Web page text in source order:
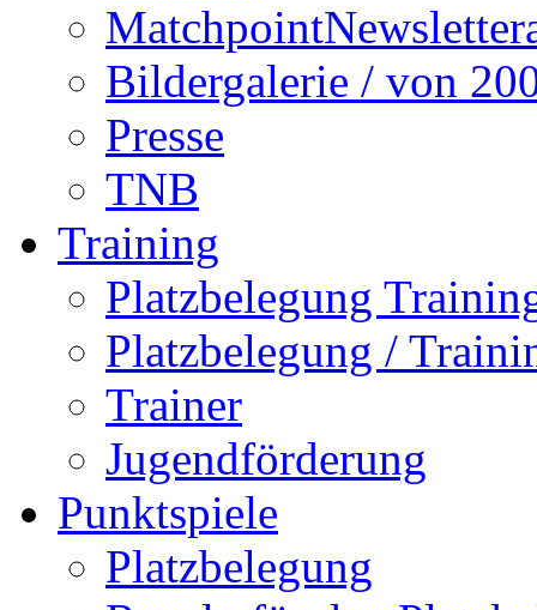
Matchpoint
Bildergalerie / von
Presse
TNB
Training
Platzbelegung
Platzbelegung /
Trainer
Jugendförderung
Punktspiele
Platzbelegung